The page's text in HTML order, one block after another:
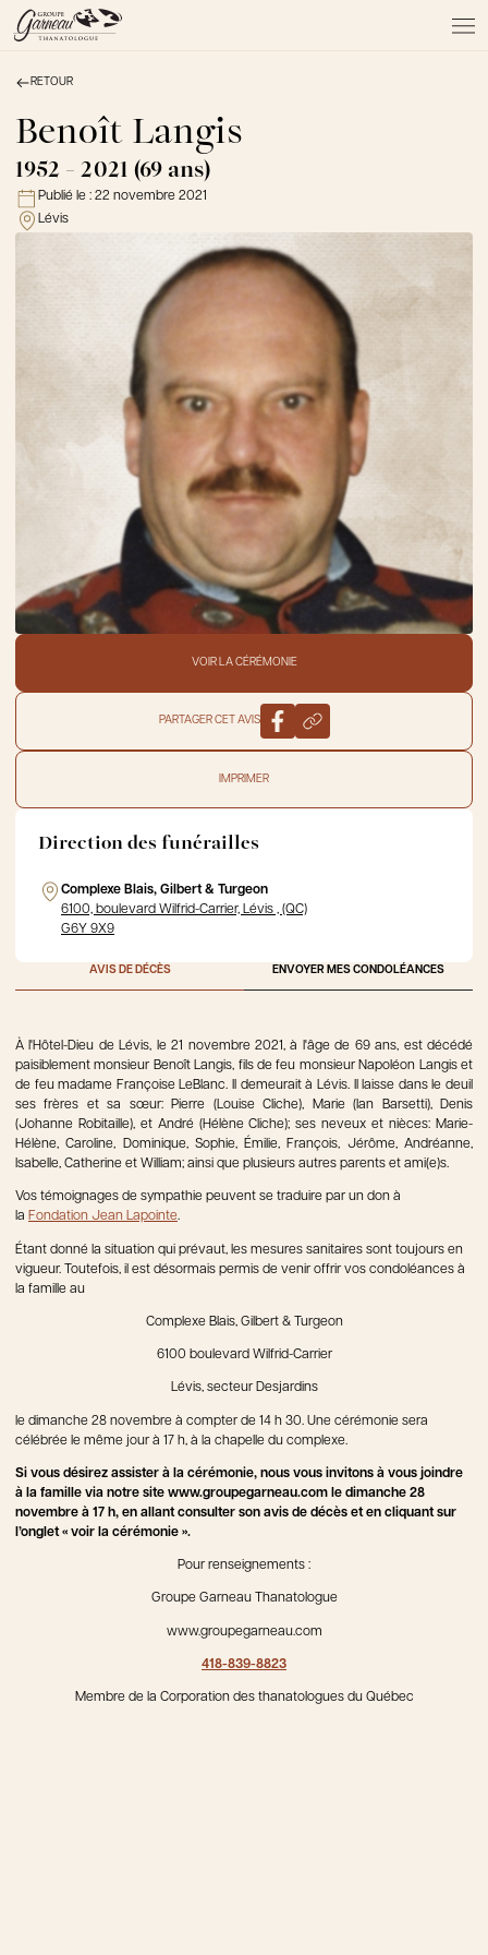
À PROPOS
NOS SERVICES
NOS PRODUITS
NOTRE ÉQUIPE
NOS SALONS
AVIS DE DÉCÈS
RETOUR
Benoît Langis
1952 - 2021 (69 ans)
Publié le : 22 novembre 2021
Lévis
VOIR LA CÉRÉMONIE
PARTAGER CET AVIS
IMPRIMER
Direction des funérailles
Complexe Blais, Gilbert & Turgeon
6100, boulevard Wilfrid-Carrier, Lévis , (QC)
G6Y 9X9
AVIS DE DÉCÈS ENVOYER MES CONDOLÉANCES
À l'Hôtel-Dieu de Lévis, le 21 novembre 2021, à l'âge de 69 ans, est décédé
paisiblement monsieur Benoît Langis, fils de feu monsieur Napoléon Langis et
de feu madame Françoise LeBlanc. Il demeurait à Lévis. Il laisse dans le deuil
ses frères et sa sœur: Pierre (Louise Cliche), Marie (Ian Barsetti), Denis
(Johanne Robitaille), et André (Hélène Cliche); ses neveux et nièces: Marie-
Hélène, Caroline, Dominique, Sophie, Émilie, François, Jérôme, Andréanne,
Isabelle, Catherine et William; ainsi que plusieurs autres parents et ami(e)s.
Vos témoignages de sympathie peuvent se traduire par un don à
la Fondation Jean Lapointe.
Étant donné la situation qui prévaut, les mesures sanitaires sont toujours en
vigueur. Toutefois, il est désormais permis de venir offrir vos condoléances à
la famille au
Complexe Blais, Gilbert & Turgeon
6100 boulevard Wilfrid-Carrier
Lévis, secteur Desjardins
le dimanche 28 novembre à compter de 14 h 30. Une cérémonie sera
célébrée le même jour à 17 h, à la chapelle du complexe.
Si vous désirez assister à la cérémonie, nous vous invitons à vous joindre
à la famille via notre site www.groupegarneau.com le dimanche 28
novembre à 17 h, en allant consulter son avis de décès et en cliquant sur
l’onglet « voir la cérémonie ».
Pour renseignements :
Groupe Garneau Thanatologue
www.groupegarneau.com
418-839-8823
Membre de la Corporation des thanatologues du Québec